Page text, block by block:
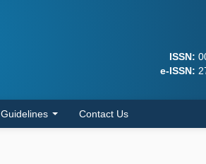
ISSN:
e-ISSN:
Guidelines Contact Us